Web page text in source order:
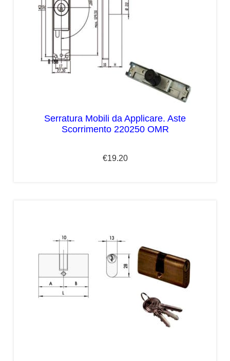
Serratura Mobili da Applicare. Aste
Scorrimento 220250 OMR
€19.20